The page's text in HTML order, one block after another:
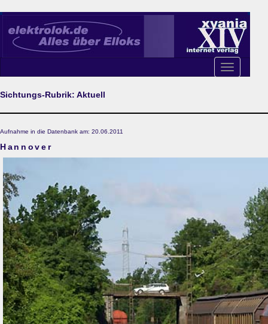
Toggle
navigation
Sichtungs-Rubrik: Aktuell
Aufnahme in die Datenbank am: 20.06.2011
Hannover